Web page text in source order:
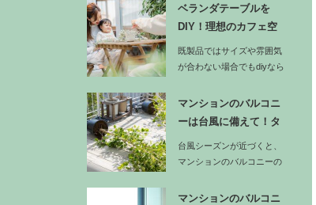
つろぎ空…
ベランダテーブルを
DIY！理想のカフェ空
間を作るア…
既製品ではサイズや雰囲気
が合わない場合でもdiyなら
わせ…
マンションのバルコニ
ーは台風に備えて！タ
イルや家具…
台風シーズンが近づくと、
マンションのバルコニーの
す。…
マンションのバルコニ